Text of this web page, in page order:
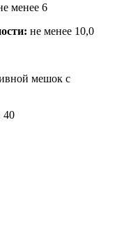
менее 6
не менее 10,0
мешок с
40